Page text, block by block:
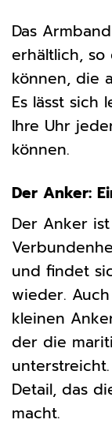
Das
erhältlich, so
können, die
Es lässt sich
Ihre Uhr
können.
Der Anker:
Der Anker
und findet
wieder.
kleinen
der die
Detail, das
macht.